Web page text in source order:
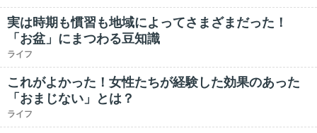
実は時期も慣習も地域によってさまざまだった！
「お盆」にまつわる豆知識
ライフ
これがよかった！女性たちが経験した効果のあった
「おまじない」とは？
ライフ